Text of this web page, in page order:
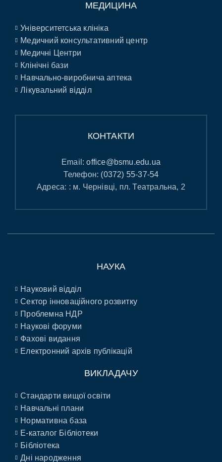
МЕДИЦИНА
Університетська клініка
Медичний консультативний центр
Медичні Центри
Клінічні бази
Навчально-виробнича аптека
Лікувальний відділ
КОНТАКТИ
Email:office@bsmu.edu.ua
Телефон: (0372) 55-37-54
Адреса: : м. Чернівці, пл. Театральна, 2
НАУКА
Науковий відділ
Сектор інноваційного розвитку
Проблемна НДР
Наукові форуми
Фахові видання
Електронний архів публікацій
ВИКЛАДАЧУ
Стандарти вищої освіти
Навчальні плани
Нормативна база
E-каталог Бібліотеки
Бібліотека
Дні народження